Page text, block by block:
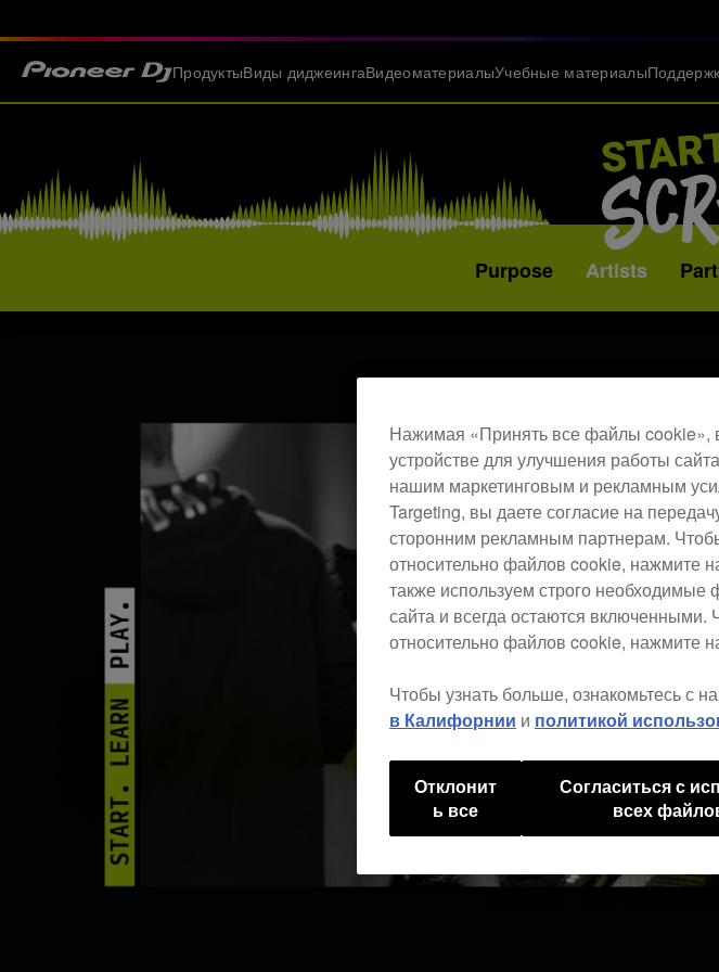
ПродуктыВиды диджеингаВидеоматериалыУчебные материалы
Purpose Artists
Нажимая «Принять все файлы cookie»,
устройстве для улучшения работы
нашим маркетинговым и рекламным
Targeting, вы даете согласие на
сторонним рекламным партнерам.
относительно файлов cookie, нажмите
также используем строго
сайта и всегда остаются
относительно файлов cookie, нажмите
Чтобы узнать больше, ознакомьтесь с
в Калифорнии и политикой
Отклонит
ь все
Согласиться с
всех